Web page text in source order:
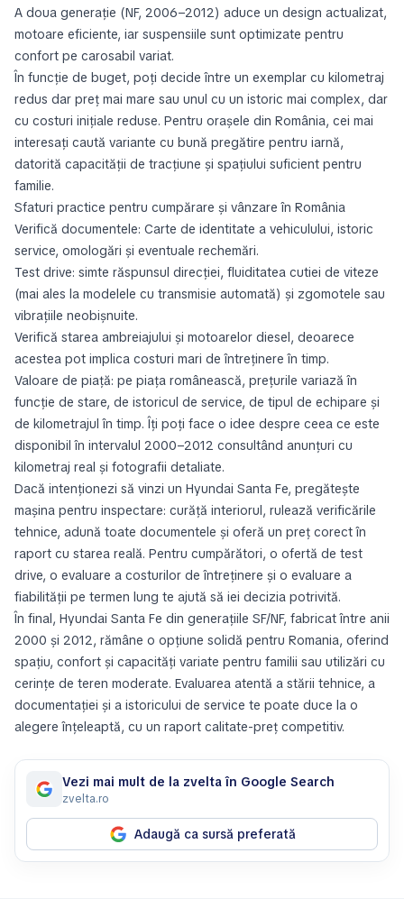
A doua generație (NF, 2006–2012) aduce un design actualizat,
motoare eficiente, iar suspensiile sunt optimizate pentru
confort pe carosabil variat.
În funcție de buget, poți decide între un exemplar cu kilometraj
redus dar preț mai mare sau unul cu un istoric mai complex, dar
cu costuri inițiale reduse. Pentru orașele din România, cei mai
interesați caută variante cu bună pregătire pentru iarnă,
datorită capacității de tracțiune și spațiului suficient pentru
familie.
Sfaturi practice pentru cumpărare și vânzare în România
Verifică documentele: Carte de identitate a vehiculului, istoric
service, omologări și eventuale rechemări.
Test drive: simte răspunsul direcției, fluiditatea cutiei de viteze
(mai ales la modelele cu transmisie automată) și zgomotele sau
vibrațiile neobișnuite.
Verifică starea ambreiajului și motoarelor diesel, deoarece
acestea pot implica costuri mari de întreținere în timp.
Valoare de piață: pe piața românească, prețurile variază în
funcție de stare, de istoricul de service, de tipul de echipare și
de kilometrajul în timp. Îți poți face o idee despre ceea ce este
disponibil în intervalul 2000–2012 consultând anunțuri cu
kilometraj real și fotografii detaliate.
Dacă intenționezi să vinzi un Hyundai Santa Fe, pregătește
mașina pentru inspectare: curăță interiorul, rulează verificările
tehnice, adună toate documentele și oferă un preț corect în
raport cu starea reală. Pentru cumpărători, o ofertă de test
drive, o evaluare a costurilor de întreținere și o evaluare a
fiabilității pe termen lung te ajută să iei decizia potrivită.
În final, Hyundai Santa Fe din generațiile SF/NF, fabricat între anii
2000 și 2012, rămâne o opțiune solidă pentru Romania, oferind
spațiu, confort și capacități variate pentru familii sau utilizări cu
cerințe de teren moderate. Evaluarea atentă a stării tehnice, a
documentației și a istoricului de service te poate duce la o
alegere înțeleaptă, cu un raport calitate-preț competitiv.
Vezi mai mult de la zvelta în Google Search
zvelta.ro
Adaugă ca sursă preferată